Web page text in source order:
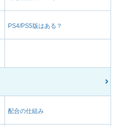
PS4/PS5版はある？
配合の仕組み